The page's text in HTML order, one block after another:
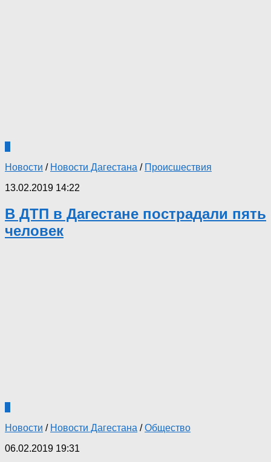
Новости / Новости Дагестана / Происшествия
13.02.2019 14:22
В ДТП в Дагестане пострадали пять
человек
Новости / Новости Дагестана /Общество
06.02.2019 19:31